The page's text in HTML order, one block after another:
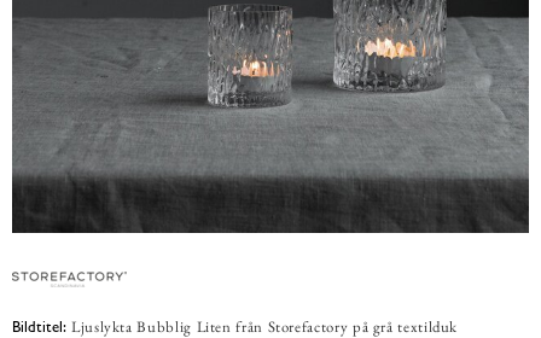
Bildtitel: Ljuslykta Bubblig Liten från Storefactory på grå textilduk